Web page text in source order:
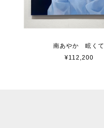
南あやか 眩くて
¥112,200